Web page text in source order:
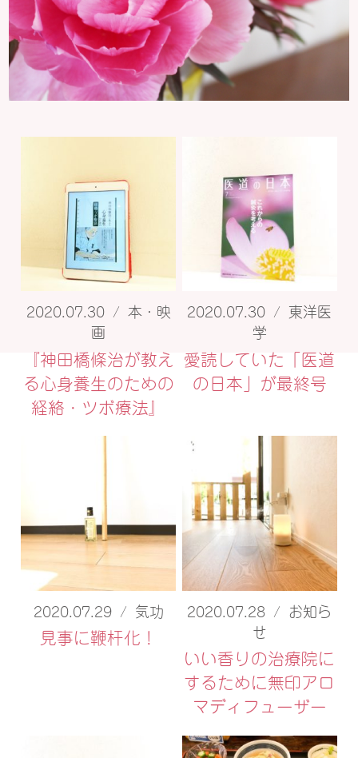
2020.07.30 / 本・映
画
『神田橋條治が教え
る心身養生のための
経絡・ツボ療法』
2020.07.30 / 東洋医
学
愛読していた「医道
の日本」が最終号
2020.07.29 / 気功
見事に鞭杆化！
2020.07.28 / お知ら
せ
いい香りの治療院に
するために無印アロ
マディフューザー